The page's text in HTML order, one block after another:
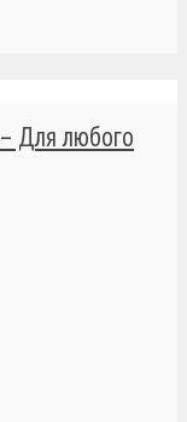
– Для любого